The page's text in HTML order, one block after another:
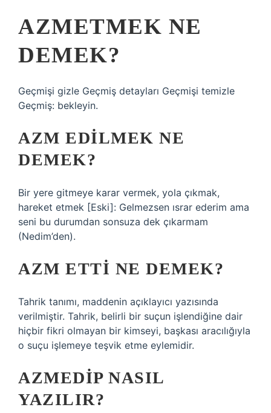
AZMETMEK NE
DEMEK?
Geçmişi gizle Geçmiş detayları Geçmişi temizle
Geçmiş: bekleyin.
AZM EDILMEK NE
DEMEK?
Bir yere gitmeye karar vermek, yola çıkmak,
hareket etmek [Eski]: Gelmezsen ısrar ederim ama
seni bu durumdan sonsuza dek çıkarmam
(Nedim’den).
AZM ETTI NE DEMEK?
Tahrik tanımı, maddenin açıklayıcı yazısında
verilmiştir. Tahrik, belirli bir suçun işlendiğine dair
hiçbir fikri olmayan bir kimseyi, başkası aracılığıyla
o suçu işlemeye teşvik etme eylemidir.
AZMEDIP NASIL
YAZILIR?